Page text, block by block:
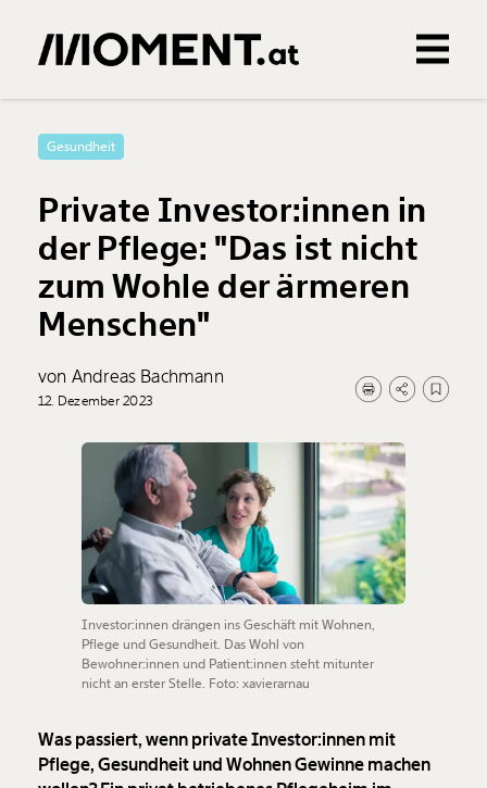
0Treffer
Gesundheit
Private Investor:innen in
der Pflege: "Das ist nicht
zum Wohle der ärmeren
Menschen"
von Andreas Bachmann
12. Dezember 2023
Investor:innen drängen ins Geschäft mit Wohnen,
Pflege und Gesundheit. Das Wohl von
Bewohner:innen und Patient:innen steht mitunter
nicht an erster Stelle. Foto: xavierarnau
Was passiert, wenn private Investor:innen mit
Pflege, Gesundheit und Wohnen Gewinne machen